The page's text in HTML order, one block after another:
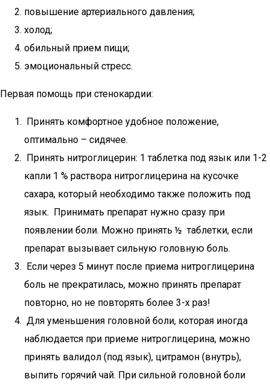
повышение артериального давления;
холод;
обильный прием пищи;
эмоциональный стресс.
Первая помощь при стенокардии:
Принять комфортное удобное положение,
оптимально – сидячее.
Принять нитроглицерин: 1 таблетка под язык или 1-2
капли 1 % раствора нитроглицерина на кусочке
сахара, который необходимо также положить под
язык. Принимать препарат нужно сразу при
появлении боли. Можно принять ½ таблетки, если
препарат вызывает сильную головную боль.
Если через 5 минут после приема нитроглицерина
боль не прекратилась, можно принять препарат
повторно, но не повторять более 3-х раз!
Для уменьшения головной боли, которая иногда
наблюдается при приеме нитроглицерина, можно
принять валидол (под язык), цитрамон (внутрь),
выпить горячий чай. При сильной головной боли